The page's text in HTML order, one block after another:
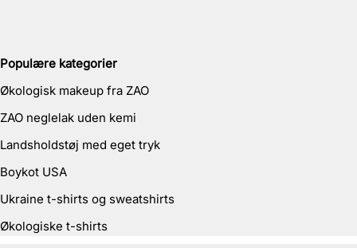
Populære kategorier
Økologisk makeup fra ZAO
ZAO neglelak uden kemi
Landsholdstøj med eget tryk
Boykot USA
Ukraine t-shirts og sweatshirts
Økologiske t-shirts